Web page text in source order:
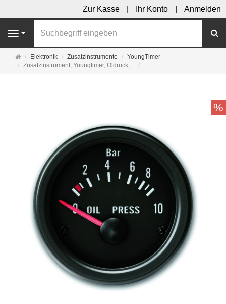
Zur Kasse Ihr Konto Anmelden
Navigation
Startseite
Elektronik Zusatzinstrumente
YoungTimer
Zusatzinstrument, Youngtimer, Öldruck, ...
%